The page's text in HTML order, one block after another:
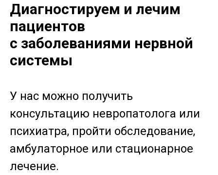
Диагностируем и лечим
пациентов
с заболеваниями нервной
системы
У нас можно получить
консультацию невропатолога или
психиатра, пройти обследование,
амбулаторное или стационарное
лечение.